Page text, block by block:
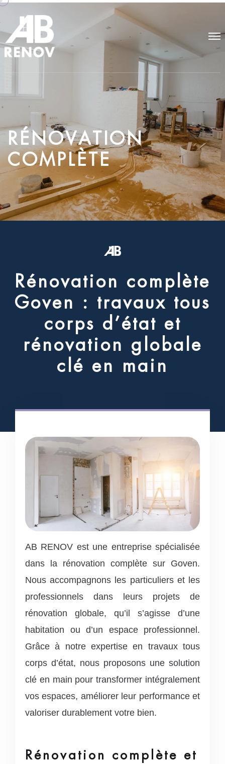
RÉNOVATION
COMPLÈTE
Rénovation comp ète
Goven : travaux tous
corps d ’état et
rénovation g o ba e
c é en main
AB RENOV est une entreprise spécialisée
dans la rénovation complète sur Goven.
Nous accompagnons les particuliers et les
professionnels dans leurs projets de
rénovation globale, qu’il s’agisse d’une
habitation ou d’un espace professionnel.
Grâce à notre expertise en travaux tous
corps d’état, nous proposons une solution
clé en main pour transformer intégralement
vos espaces, améliorer leur performance et
valoriser durablement votre bien.
Rénovation complète et